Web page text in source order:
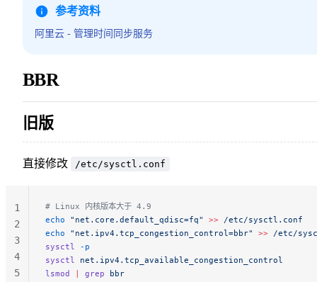
参考资料
阿里云 - 管理时间同步服务
BBR
旧版
直接修改 /etc/sysctl.conf
# Linux 内核版本大于 4.9
echo "net.core.default_qdisc=fq" >> /etc/sysctl.conf
echo "net.ipv4.tcp_congestion_control=bbr" >> /etc/
sysctl -p
sysctl net.ipv4.tcp_available_congestion_control
lsmod
grep bbr
1
2
3
4
5